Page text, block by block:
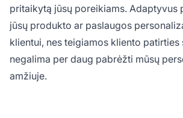
pritaikytą jūsų poreikiams. Adaptyvus
jūsų produkto ar paslaugos
klientui, nes teigiamos kliento patirties
negalima per daug pabrėžti mūsų
amžiuje.